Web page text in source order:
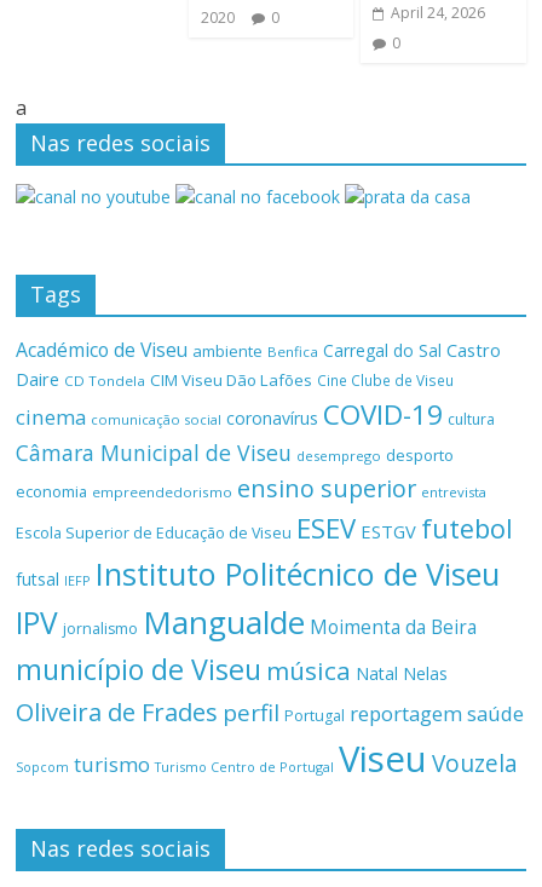
2020
0
April 24, 2026
0
a
Nas redes sociais
Tags
Académico de Viseu ambiente Benfica Carregal do Sal Castro
Daire CD Tondela CIM Viseu Dão Lafões Cine Clube de Viseu
cinema comunicação social coronavírus COVID-19 cultura
Câmara Municipal de Viseu desemprego desporto
economia empreendedorismo ensino superior entrevista
Escola Superior de Educação de Viseu ESEV ESTGV futebol
futsal IEFP Instituto Politécnico de Viseu
IPV jornalismo Mangualde Moimenta da Beira
município de Viseu música Natal Nelas
Oliveira de Frades perfil Portugal reportagemsaúde
Sopcom turismo Turismo Centro de Portugal Viseu Vouzela
Nas redes sociais